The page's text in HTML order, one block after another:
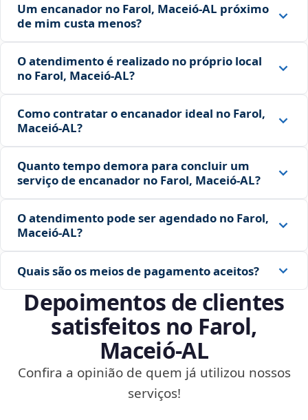
Um encanador no Farol, Maceió‑AL próximo
de mim custa menos?
O atendimento é realizado no próprio local
no Farol, Maceió‑AL?
Como contratar o encanador ideal no Farol,
Maceió‑AL?
Quanto tempo demora para concluir um
serviço de encanador no Farol, Maceió‑AL?
O atendimento pode ser agendado no Farol,
Maceió‑AL?
Quais são os meios de pagamento aceitos?
Depoimentos de clientes
satisfeitos no Farol,
Maceió‑AL
Confira a opinião de quem já utilizou nossos
serviços!